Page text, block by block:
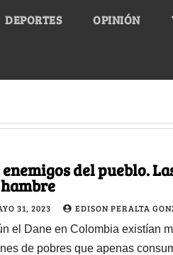
DEPORTES OPINIÓN
enemigos del pueblo.
31, 2023 EDISON PERALTA
el Dane en Colombia existían
de pobres que apenas